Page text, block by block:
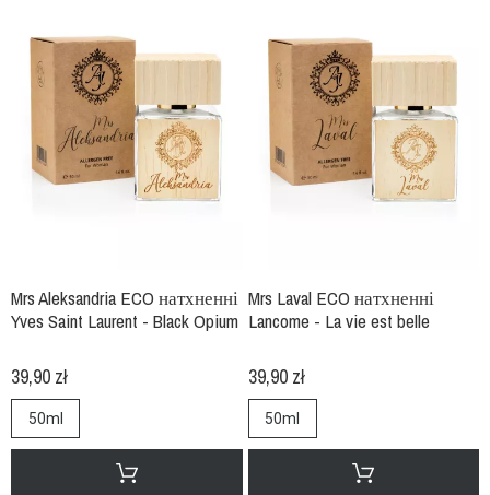
Mrs Aleksandria ECO натхненні
Yves Saint Laurent - Black Opium
39,90 zł
50ml
Mrs Laval ECO натхненні
Lancome - La vie est belle
39,90 zł
50ml